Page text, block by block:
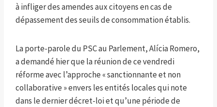
à infliger des amendes aux citoyens en cas de
dépassement des seuils de consommation établis.
La porte-parole du PSC au Parlement, Alícia Romero,
a demandé hier que la réunion de ce vendredi
réforme avec l’approche « sanctionnante et non
collaborative » envers les entités locales qui note
dans le dernier décret-loi et qu’une période de